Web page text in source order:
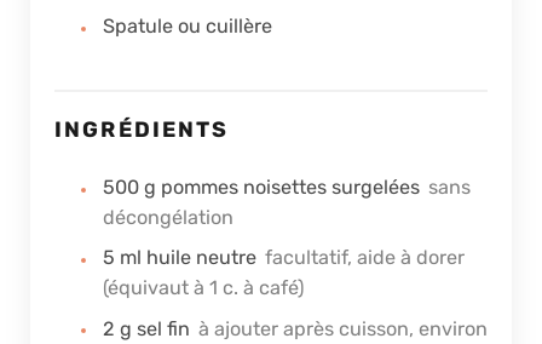
Spatule ou cuillère
INGRÉDIENTS
500 g pommes noisettes surgelées sans
décongélation
5 ml huile neutre facultatif, aide à dorer
(équivaut à 1 c. à café)
2 g sel fin à ajouter après cuisson, environ